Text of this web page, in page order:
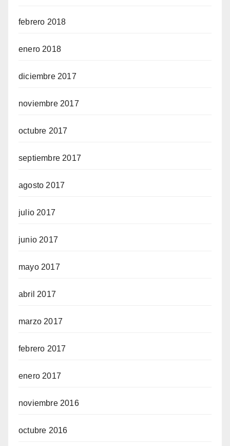
febrero 2018
enero 2018
diciembre 2017
noviembre 2017
octubre 2017
septiembre 2017
agosto 2017
julio 2017
junio 2017
mayo 2017
abril 2017
marzo 2017
febrero 2017
enero 2017
noviembre 2016
octubre 2016